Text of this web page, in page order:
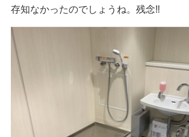
存知なかったのでしょうね。残念‼︎